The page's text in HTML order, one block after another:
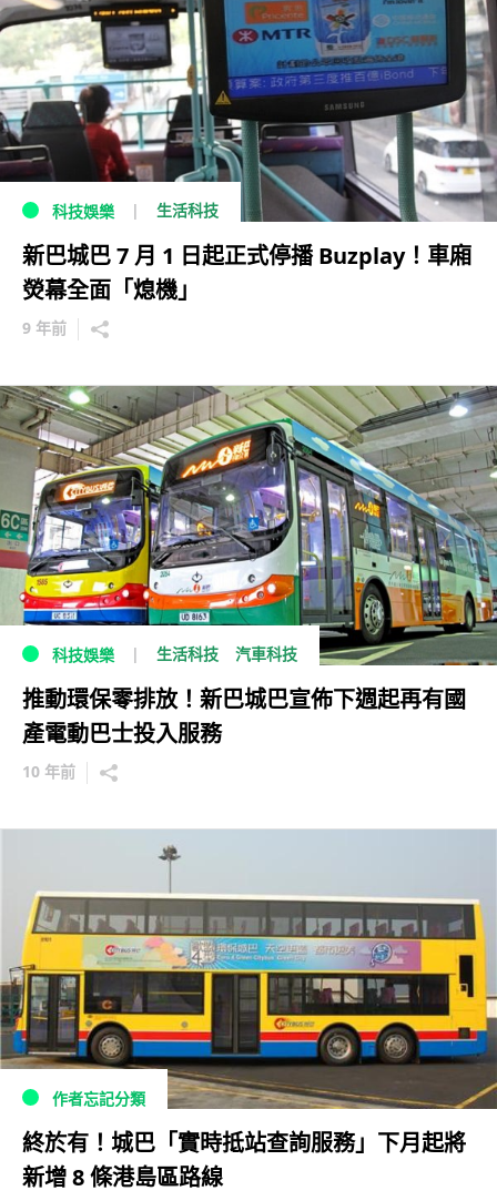
科技娛樂 生活科技
新巴城巴 7 月 1 日起正式停播 Buzplay！車廂
熒幕全面「熄機」
9 年前
科技娛樂 生活科技 汽車科技
推動環保零排放！新巴城巴宣佈下週起再有國
產電動巴士投入服務
10 年前
作者忘記分類
終於有！城巴「實時抵站查詢服務」下月起將
新增 8 條港島區路線